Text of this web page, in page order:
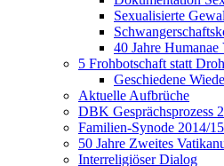
Sexualisierte
40 Jahre Humanae
5 Frohbotschaft statt
Geschiedene
Aktuelle Aufbrüche
DBK Gesprächsprozess
Familien-Synode 2014/15
50 Jahre Zweites
Interreligiöser Dialog